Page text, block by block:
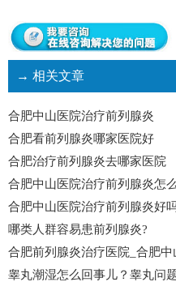
→ 相关文章
合肥中山医院治疗前列腺炎
合肥看前列腺炎哪家医院好
合肥治疗前列腺炎去哪家医院
合肥中山医院治疗前列腺炎怎
合肥中山医院治疗前列腺炎好
哪类人群容易患前列腺炎?
合肥前列腺炎治疗医院_合肥中
睾丸潮湿怎么回事儿？睾丸问